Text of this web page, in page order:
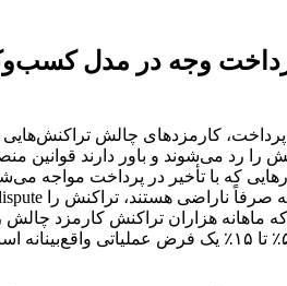
وجه در مدل
پرداخت، کارمزدهای چالش تراکنش‌هایی
را رد می‌شوند و باور دارند قوانین
هزاران تراکنش کارمزد چالش
بازپرداخت وجه بین ۵٪ تا ۱۵٪ یک فرض عملیاتی